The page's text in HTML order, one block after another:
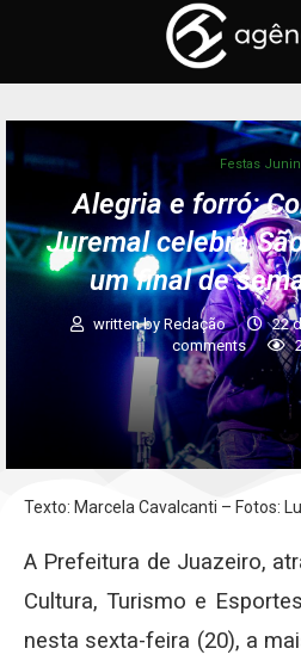
Festas
Alegria e forró:
Juremal celebra
um final de
written by Redação 22
comments
Texto: Marcela Cavalcanti – Fotos:
A Prefeitura de Juazeiro,
Cultura, Turismo e
nesta sexta-feira (20), a